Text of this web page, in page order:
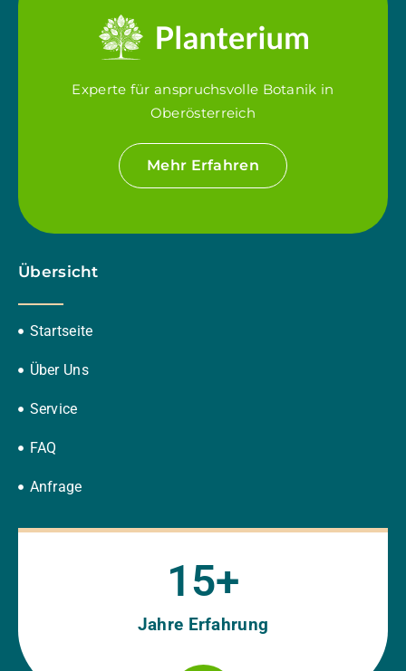
Experte für anspruchsvolle Botanik in
Oberösterreich
Mehr Erfahren
Übersicht
Startseite
Über Uns
Service
FAQ
Anfrage
Jahre Erfahrung
15+